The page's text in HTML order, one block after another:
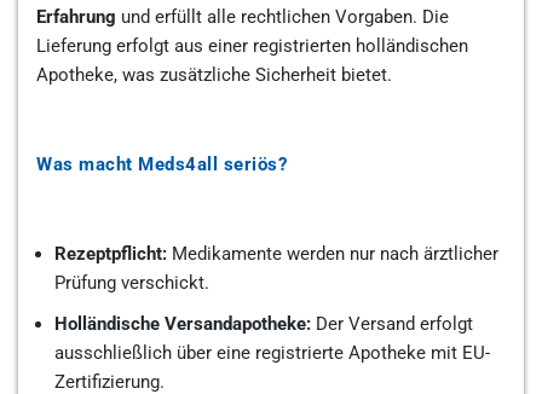
Erfahrung und erfüllt alle rechtlichen Vorgaben. Die
Lieferung erfolgt aus einer registrierten holländischen
Apotheke, was zusätzliche Sicherheit bietet.
Was macht Meds4all seriös?
Rezeptpflicht: Medikamente werden nur nach ärztlicher
Prüfung verschickt.
Holländische Versandapotheke: Der Versand erfolgt
ausschließlich über eine registrierte Apotheke mit EU-
Zertifizierung.